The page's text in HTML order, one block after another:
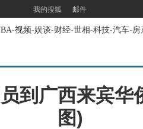
我的搜狐 邮件
-视频-娱谈-财经-世相-科技-汽车-房
到广西来宾华
图)